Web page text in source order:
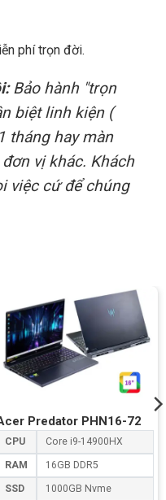
phí trọn đời.
Bảo hành "trọn
biệt linh kiện (
tháng hay màn
vị khác. Khách
việc cứ để chúng
Predator PHN16-72
CPU Core i9-14900HX
RAM 16GB DDR5
SSD 1000GB Nvme